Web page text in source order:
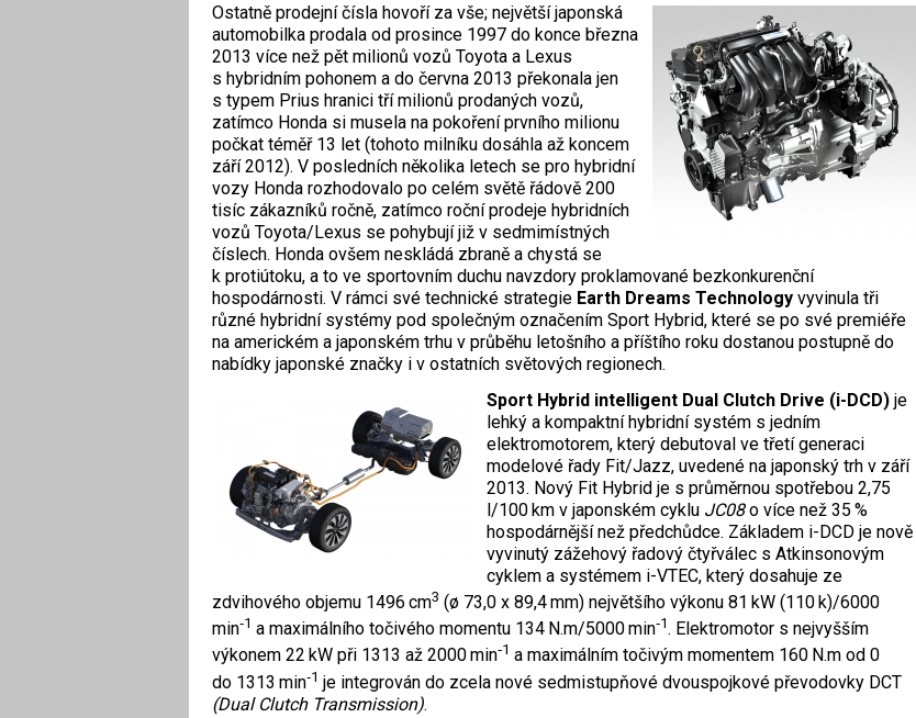
Ostatně prodejní čísla hovoří za vše; největší japonská
automobilka prodala od prosince 1997 do konce března
2013 více než pět milionů vozů Toyota a Lexus
s hybridním pohonem a do června 2013 překonala jen
s typem Prius hranici tří milionů prodaných vozů,
zatímco Honda si musela na pokoření prvního milionu
počkat téměř 13 let (tohoto milníku dosáhla až koncem
září 2012). V posledních několika letech se pro hybridní
vozy Honda rozhodovalo po celém světě řádově 200
tisíc zákazníků ročně, zatímco roční prodeje hybridních
vozů Toyota/Lexus se pohybují již v sedmimístných
číslech. Honda ovšem neskládá zbraně a chystá se
k protiútoku, a to ve sportovním duchu navzdory proklamované bezkonkurenční
hospodárnosti. V rámci své technické strategie Earth Dreams Technology vyvinula tři
různé hybridní systémy pod společným označením Sport Hybrid, které se po své premiéře
na americkém a japonském trhu v průběhu letošního a příštího roku dostanou postupně do
nabídky japonské značky i v ostatních světových regionech.
Sport Hybrid intelligent Dual Clutch Drive (i-DCD)je
lehký a kompaktní hybridní systém s jedním
elektromotorem, který debutoval ve třetí generaci
modelové řady Fit/Jazz, uvedené na japonský trh v září
2013. Nový Fit Hybrid je s průměrnou spotřebou 2,75
l/100 km v japonském cyklu JC08o více než 35 %
hospodárnější než předchůdce. Základem i-DCD je nově
vyvinutý zážehový řadový čtyřválec s Atkinsonovým
cyklem a systémem i-VTEC, který dosahuje ze
zdvihového objemu 1496 cm3 (ø 73,0 x 89,4 mm) největšího výkonu 81 kW (110 k)/6000
min‑1 a maximálního točivého momentu 134 N.m/5000 min‑1. Elektromotor s nejvyšším
výkonem 22 kW při 1313 až 2000 min‑1 a maximálním točivým momentem 160 N.m od 0
do 1313 min‑1 je integrován do zcela nové sedmistupňové dvouspojkové převodovky DCT
(Dual Clutch Transmission).